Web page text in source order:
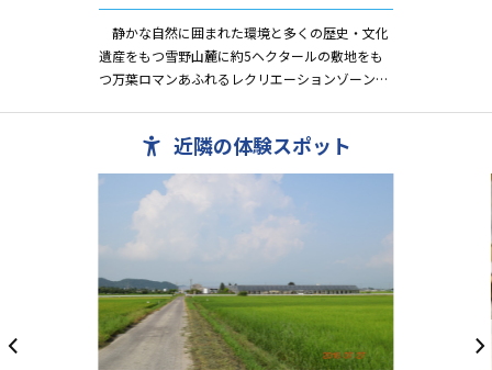
静かな自然に囲まれた環境と多くの歴史・文化
遺産をもつ雪野山麓に約5ヘクタールの敷地をも
つ万葉ロマンあふれるレクリエーションゾーン
近隣の体験スポット